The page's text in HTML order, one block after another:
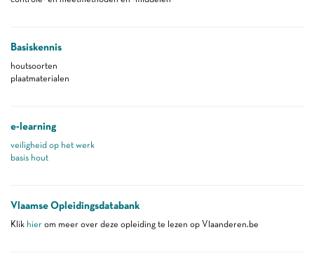
Basiskennis
houtsoorten
plaatmaterialen
e-learning
veiligheid op het werk
basis hout
Vlaamse Opleidingsdatabank
Klik hier om meer over deze opleiding te lezen op Vlaanderen.be